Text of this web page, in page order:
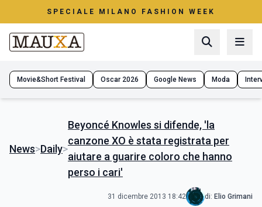
SPECIALE MILANO FASHION WEEK
Movie&Short Festival Oscar 2026 Google News Moda
News>Daily>
Beyoncé Knowles si difende, 'la
canzone XO è stata registrata per
aiutare a guarire coloro che hanno
perso i cari'
31 dicembre 2013 18:42 di: Elio Grimani